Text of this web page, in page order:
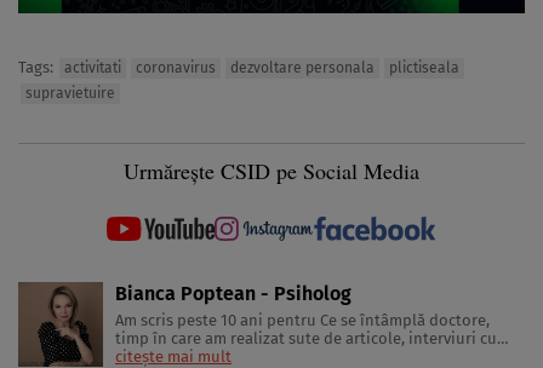
Tags: activitati coronavirus dezvoltare personala
plictiseala
supravietuire
Urmărește CSID pe Social Media
Bianca Poptean - Psiholog
Am scris peste 10 ani pentru Ce se întâmplă doctore,
timp în care am realizat sute de articole, interviuri cu
medici și specialiști în diverse domenii, materiale video,
citește mai mult